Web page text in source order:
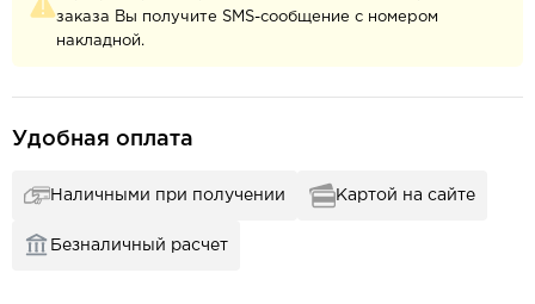
заказа Вы получите SMS-сообщение с номером
накладной.
Удобная оплата
Наличными при получении Картой на сайте
Безналичный расчет